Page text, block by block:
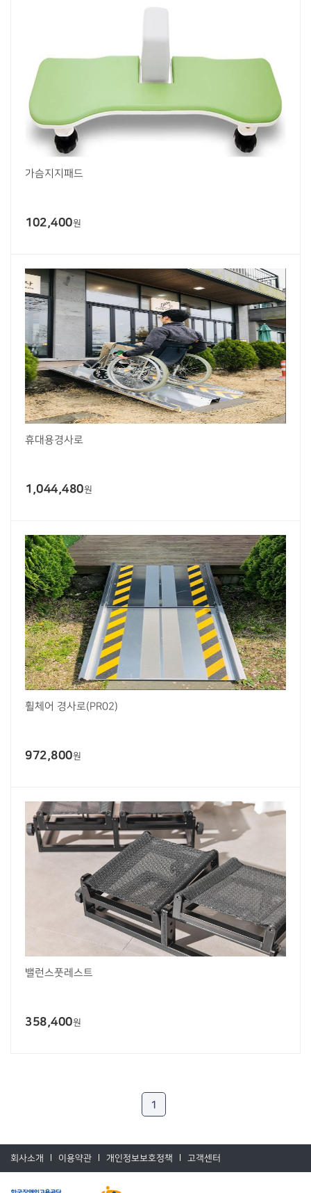
가슴지지패드
102,400원
휴대용경사로
1,044,480원
휠체어 경사로(PR02)
972,800원
밸런스풋레스트
358,400원
1
회사소개 이용약관 개인정보보호정책 고객센터